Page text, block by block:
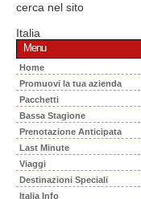
cerca nel sito
Italia
Menu
Home
Promuovi la tua azienda
Pacchetti
Bassa Stagione
Prenotazione Anticipata
Last Minute
Viaggi
Destinazioni Speciali
Italia Info